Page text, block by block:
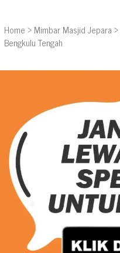
Home > Mimbar Masjid Jepara >
Bengkulu Tengah